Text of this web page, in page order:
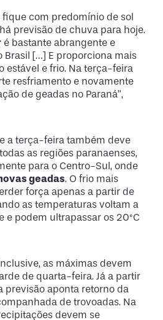
com predomínio de sol
previsão de chuva para hoje.
é bastante abrangente e
Brasil […] E proporciona mais
estável e frio. Na terça-feira
resfriamento e novamente
de geadas no Paraná”,
a terça-feira também deve
as regiões paranaenses,
para o Centro-Sul, onde
geadas. O frio mais
força apenas a partir de
as temperaturas voltam a
e podem ultrapassar os 20°C
as máximas devem
de quarta-feira. Já a partir
previsão aponta retorno da
de trovoadas. Na
devem se